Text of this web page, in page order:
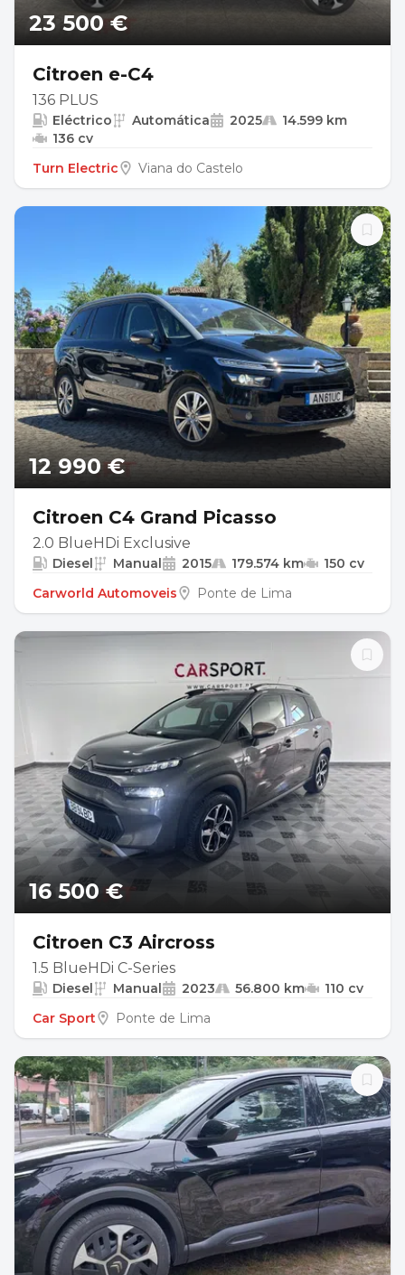
23 500 €
Citroen e-C4
136 PLUS
Eléctrico Automática 2025
14.599 km
136 cv
Turn Electric
Viana do Castelo
12 990 €
Citroen C4 Grand Picasso
2.0 BlueHDi Exclusive
Diesel Manual 2015 179.574 km
150 cv
Carworld Automoveis
Ponte de Lima
16 500 €
Citroen C3 Aircross
1.5 BlueHDi C-Series
Diesel Manual 2023 56.800 km
110 cv
Car Sport
Ponte de Lima